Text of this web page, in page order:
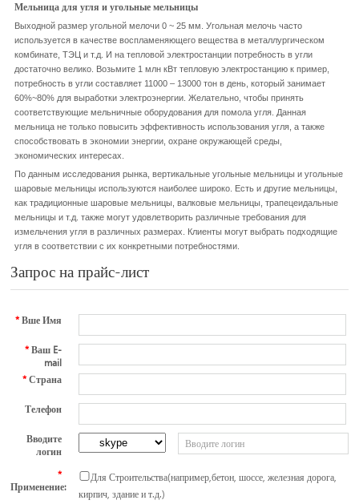
Мельница для угля и угольные мельницы
Выходной размер угольной мелочи 0 ~ 25 мм. Угольная мелочь часто
используется в качестве воспламеняющего вещества в металлургическом
комбинате, ТЭЦ и т.д. И на тепловой электростанции потребность в угли
достаточно велико. Возьмите 1 млн кВт тепловую электростанцию к пример,
потребность в угли составляет 11000 – 13000 тон в день, который занимает
60%~80% для выработки электроэнергии. Желательно, чтобы принять
соответствующие мельничные оборудования для помола угля. Данная
мельница не только повысить эффективность использования угля, а также
способствовать в экономии энергии, охране окружающей среды,
экономических интересах.
По данным исследования рынка, вертикальные угольные мельницы и угольные
шаровые мельницы используются наиболее широко. Есть и другие мельницы,
как традиционные шаровые мельницы, валковые мельницы, трапецеидальные
мельницы и т.д. также могут удовлетворить различные требования для
измельчения угля в различных размерах. Клиенты могут выбрать подходящие
угля в соответствии с их конкретными потребностями.
Запрос на прайс-лист
*Вше Имя
*Ваш E-
mail
*Страна
Телефон
Вводите
логин
*
Применение:
Для Строительства(например,бетон, шоссе, железная дорога,
кирпич, здание и т.д.)